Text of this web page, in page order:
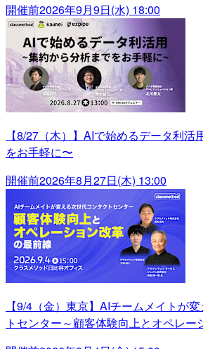
開催前2026年9月9日(水) 18:00
【8/27（木）】AIで始めるデータ利
をお手軽に〜
開催前2026年8月27日(木) 13:00
【9/4（金）東京】AIチームメイトが
トセンター～顧客体験向上とオペレー